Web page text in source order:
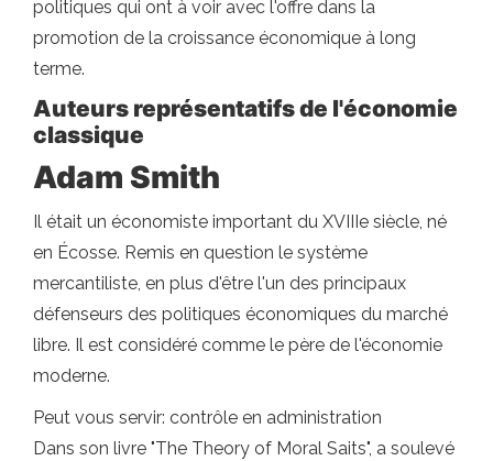
politiques qui ont à voir avec l'offre dans la
promotion de la croissance économique à long
terme.
Auteurs représentatifs de l'économie
classique
Adam Smith
Il était un économiste important du XVIIIe siècle, né
en Écosse. Remis en question le système
mercantiliste, en plus d'être l'un des principaux
défenseurs des politiques économiques du marché
libre. Il est considéré comme le père de l'économie
moderne.
Peut vous servir: contrôle en administration
Dans son livre "The Theory of Moral Saits", a soulevé